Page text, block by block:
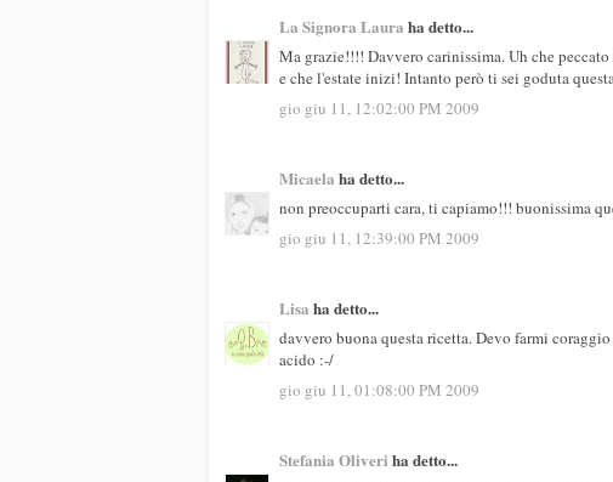
La Signora Laura ha detto...
Ma grazie!!!! Davvero carinissima. Uh che
e che l'estate inizi! Intanto però ti sei goduta
gio giu 11, 12:02:00 PM 2009
Micaela ha detto...
non preoccuparti cara, ti capiamo!!! buonissima
gio giu 11, 12:39:00 PM 2009
Lisa ha detto...
davvero buona questa ricetta. Devo farmi
acido :-/
gio giu 11, 01:08:00 PM 2009
Stefania Oliveri ha detto...